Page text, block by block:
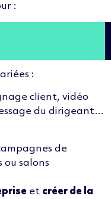
:
:
client, vidéo
du dirigeant…
de
salons
et créer de la